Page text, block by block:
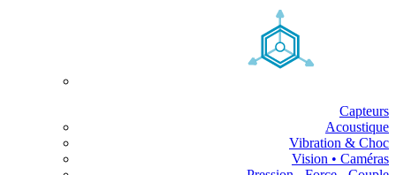
Capteurs
Acoustique
Vibration & Choc
Vision • Caméras